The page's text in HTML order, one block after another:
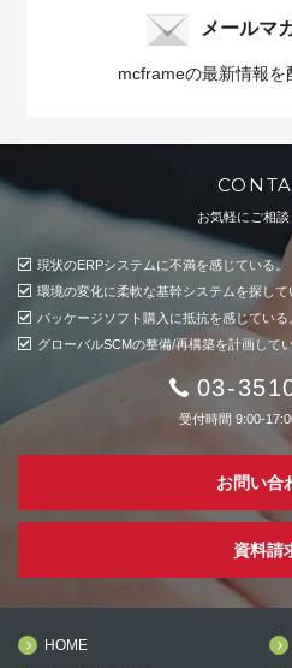
メールマ
mcframeの最新情報を
お気軽にご相
現状のERPシステムに不満を感じている。
環境の変化に柔軟な基幹システムを探して
パッケージソフト購入に抵抗を感じている
グローバルSCMの整備/再構築を計画してい
03-
受付時間 9:00-
お問い合
資料請
HOME